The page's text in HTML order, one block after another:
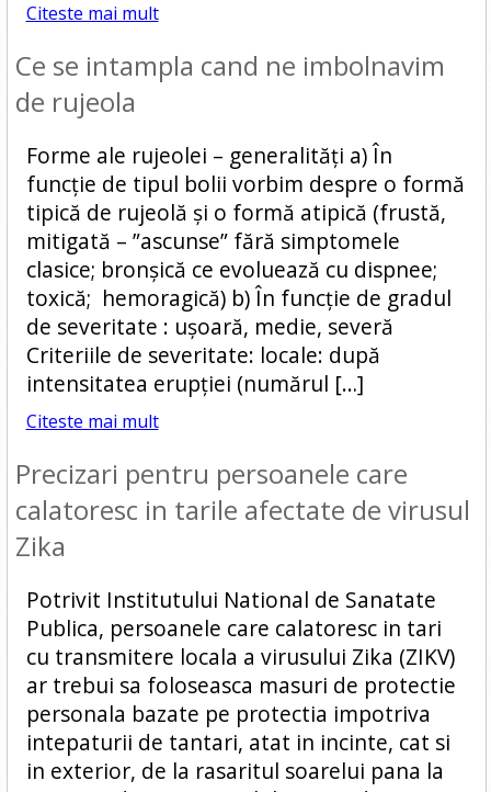
Citeste mai mult
Ce se intampla cand ne imbolnavim
de rujeola
Forme ale rujeolei – generalități a) În
funcție de tipul bolii vorbim despre o formă
tipică de rujeolă și o formă atipică (frustă,
mitigată – ”ascunse” fără simptomele
clasice; bronșică ce evoluează cu dispnee;
toxică; hemoragică) b) În funcție de gradul
de severitate : ușoară, medie, severă
Criteriile de severitate: locale: după
intensitatea erupției (numărul […]
Citeste mai mult
Precizari pentru persoanele care
calatoresc in tarile afectate de virusul
Zika
Potrivit Institutului National de Sanatate
Publica, persoanele care calatoresc in tari
cu transmitere locala a virusului Zika (ZIKV)
ar trebui sa foloseasca masuri de protectie
personala bazate pe protectia impotriva
intepaturii de tantari, atat in incinte, cat si
in exterior, de la rasaritul soarelui pana la